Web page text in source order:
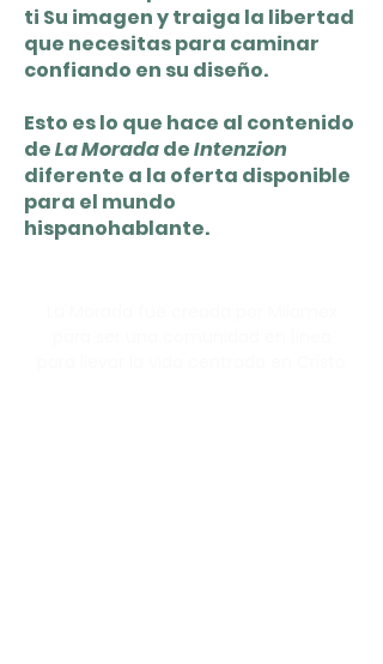
ti Su imagen y traiga la libertad
que necesitas para caminar
confiando en su diseño.
Esto es lo que hace al contenido
deLa MoradadeIntenzion
diferente a la oferta disponible
para el mundo
hispanohablante.